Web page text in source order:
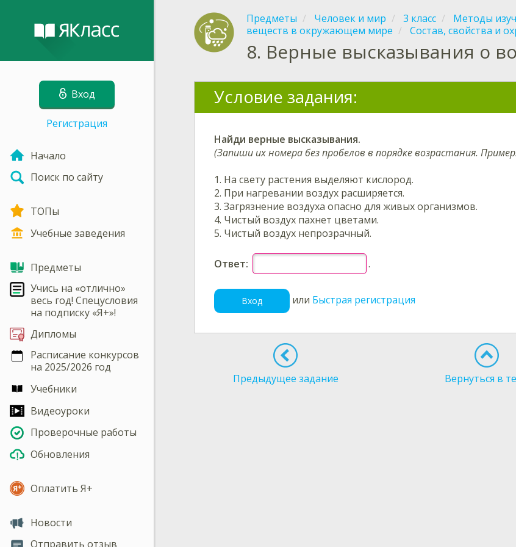
Вход
Регистрация
Начало
Поиск по сайту
ТОПы
Учебные заведения
Предметы
Учись на «отлично»
весь год! Спецусловия
на подписку «Я+»!
Дипломы
Расписание конкурсов
на 2025/2026 год
Учебники
Видеоуроки
Проверочные работы
Обновления
Оплатить Я+
Новости
Отправить отзыв
Предметы Человек и мир 3 класс
Методы
веществ в окружающем мире
Состав, свойства и
8. Верные высказывания о
Условие задания:
Найди верные высказывания.
(Запиши их номера без пробелов в порядке возрастания.
1. На свету растения выделяют кислород.
2. При нагревании воздух расширяется.
3. Загрязнение воздуха опасно для живых организмов.
4. Чистый воздух пахнет цветами.
5. Чистый воздух непрозрачный.
Ответ: .
Вход или Быстрая регистрация
Предыдущее задание Вернуться в